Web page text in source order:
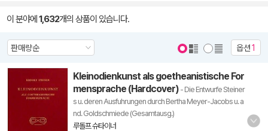
이 분야에 1,632개의 상품이 있습니다.
옵션1
Kleinodienkunst als goetheanistische For
mensprache (Hardcover) - Die Entwurfe Steiner
s u. deren Ausfuhrungen durch Bertha Meyer-Jacobs u. a
nd. Goldschmiede (Gesamtausg.)
루돌프 슈타이너